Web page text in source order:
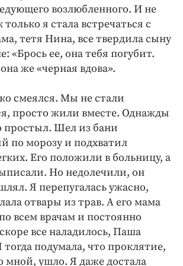
возлюбленного. И не
я стала встречаться с
тетя Нина, все твердила сыну
«Брось ее, она тебя погубит.
же «черная вдова».
смеялся. Мы не стали
просто жили вместе. Однажды
простыл. Шел из бани
по морозу и подхватил
Его положили в больницу, а
Но недолечили, он
Я перепугалась ужасно,
отвары из трав. А его мама
всем врачам и постоянно
все наладилось, Паша
подумала, что проклятие,
мной, ушло. Я даже достала